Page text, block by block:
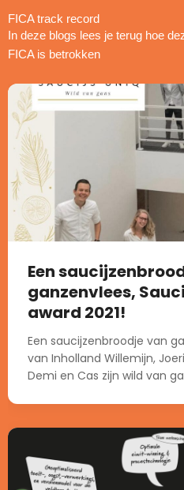
FICA track record
In deze blogs lees je terug hoe
FICA is betrokken
Een
ganzenvlees,
award 2021!
Een saucijzenbroodje van
van Inholland Willemijn,
Demi en Cas zijn wild van